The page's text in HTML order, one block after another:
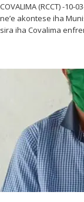
COVALIMA (RCCT) -
ne’e akontese iha
sira iha Covalima